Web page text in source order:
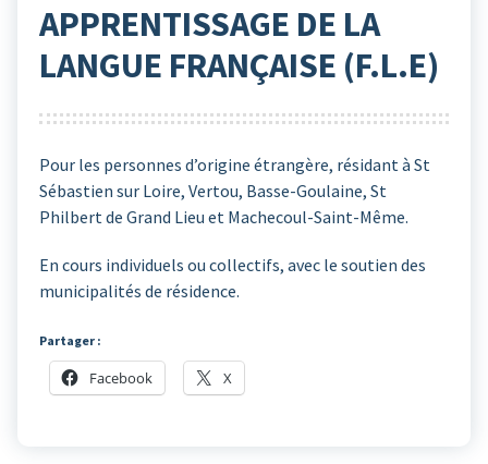
APPRENTISSAGE DE LA
LANGUE FRANÇAISE (F.L.E)
Pour les personnes d’origine étrangère, résidant à St
Sébastien sur Loire, Vertou, Basse-Goulaine, St
Philbert de Grand Lieu et Machecoul-Saint-Même.
En cours individuels ou collectifs, avec le soutien des
municipalités de résidence.
Partager :
Facebook X